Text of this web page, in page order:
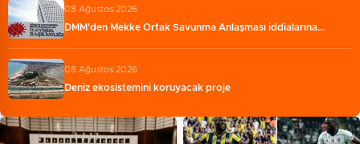
08 Ağustos 2026
DMM'den Mekke Ortak Savunma Anlaşması iddialarına…
08 Ağustos 2026
Deniz ekosistemini koruyacak proje